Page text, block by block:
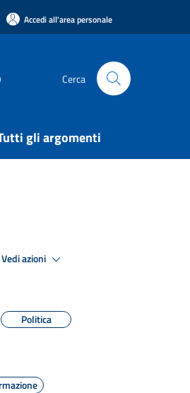
Accedi all'area personale
Cerca
gli argomenti
Vedi azioni
Politica